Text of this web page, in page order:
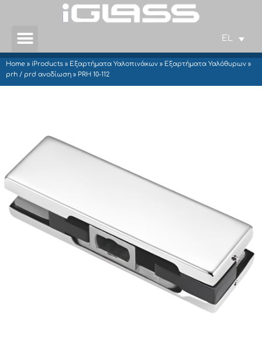
EL
Home » iProducts » Εξαρτήματα Υαλοπινάκων » Εξαρτήματα Υαλόθυρων »
prh / prd ανοδίωση » PRH 10-112